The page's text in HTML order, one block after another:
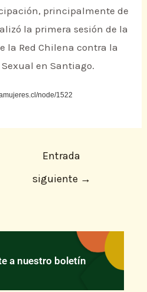
principalmente de
la primera sesión de la
la Red Chilena contra la
en Santiago.
node/1522
Entrada
siguiente →
a nuestro boletín